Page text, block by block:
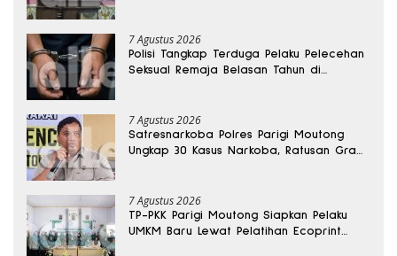
7 Agustus 2026
Polisi Tangkap Terduga Pelaku Pelecehan
Seksual Remaja Belasan Tahun di
7 Agustus 2026
Satresnarkoba Polres Parigi Moutong
Ungkap 30 Kasus Narkoba, Ratusan Gram
7 Agustus 2026
TP-PKK Parigi Moutong Siapkan Pelaku
UMKM Baru Lewat Pelatihan Ecoprint